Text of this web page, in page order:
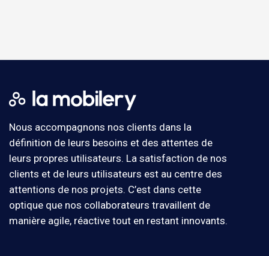
Nous accompagnons nos clients dans la
définition de leurs besoins et des attentes de
leurs propres utilisateurs. La satisfaction de nos
clients et de leurs utilisateurs est au centre des
attentions de nos projets. C’est dans cette
optique que nos collaborateurs travaillent de
manière agile, réactive tout en restant innovants.